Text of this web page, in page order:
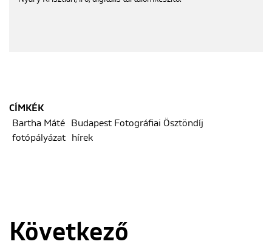
CÍMKÉK
Bartha Máté
Budapest Fotográfiai Ösztöndíj
fotópályázat
hírek
Következő